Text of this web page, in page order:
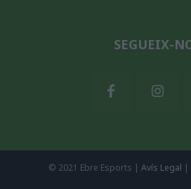
SEGUEIX-
© 2021 Ebre Esports | Avís Legal |